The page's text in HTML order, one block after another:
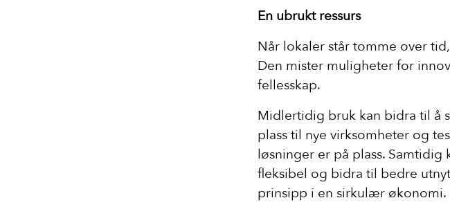
En ubrukt ressurs
Når lokaler står tomme over
Den mister muligheter for
fellesskap.
Midlertidig bruk kan bidra til å
plass til nye virksomheter og
løsninger er på plass.
fleksibel og bidra til bedre
prinsipp i en sirkulær økonomi.